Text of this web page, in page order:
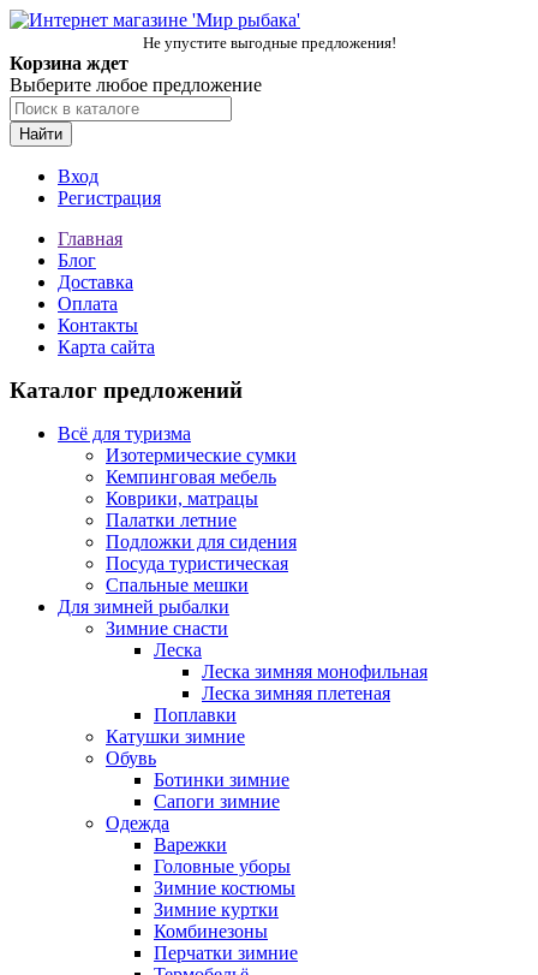
Не упустите выгодные предложения!
Корзина ждет
Выберите любое предложение
Найти
Вход
Регистрация
Главная
Блог
Доставка
Оплата
Контакты
Карта сайта
Каталог предложений
Всё для туризма
Изотермические сумки
Кемпинговая мебель
Коврики, матрацы
Палатки летние
Подложки для сидения
Посуда туристическая
Спальные мешки
Для зимней рыбалки
Зимние снасти
Леска
Леска зимняя монофильная
Леска зимняя плетеная
Поплавки
Катушки зимние
Обувь
Ботинки зимние
Сапоги зимние
Одежда
Варежки
Головные уборы
Зимние костюмы
Зимние куртки
Комбинезоны
Перчатки зимние